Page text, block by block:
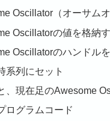
Oscillator（オーサム
Oscillatorの値を格納
Oscillatorのハンドル
系列にセット
、現在足のAwesome
ログラムコード